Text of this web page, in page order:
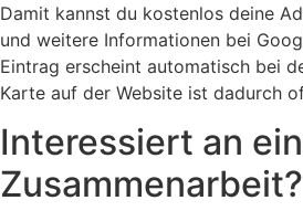
Damit kannst du kostenlos deine
und weitere Informationen bei
Eintrag erscheint automatisch bei
Karte auf der Website ist dadurch
Interessiert an
Zusammenarbeit?